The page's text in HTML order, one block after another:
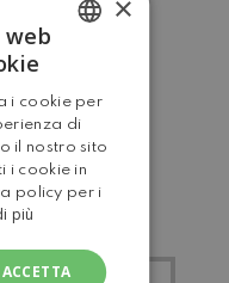
ENGLISH
×
i cookie per
di
il nostro sito
i cookie in
policy per i
più
ACCETTA